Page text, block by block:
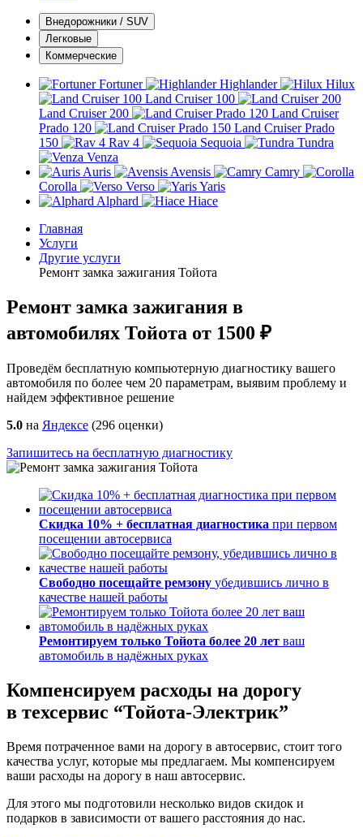
Внедорожники / SUV
Легковые
Коммерческие
Fortuner Highlander
Hilux
Land Cruiser 100
Land Cruiser 200
Land Cruiser
Prado 120
Land Cruiser Prado
150
Rav 4 Sequoia
Tundra
Venza
Auris
Avensis
Camry
Corolla
Verso
Yaris
Alphard
Hiace
Главная
Услуги
Другие услуги
Ремонт замка зажигания Тойота
Ремонт замка зажигания в
автомобилях Тойота от 1500 ₽
Проведём бесплатную компьютерную диагностику вашего
автомобиля по более чем 20 параметрам, выявим проблему и
найдем эффективное решение
5.0 на Яндексе (296 оценки)
Запишитесь на бесплатную диагностику
Скидка 10% + бесплатная диагностика при первом
посещении автосервиса
Свободно посещайте ремзону убедившись лично в
качестве нашей работы
Ремонтируем только Тойота более 20 лет ваш
автомобиль в надёжных руках
Компенсируем расходы на дорогу
в техсервис “Тойота-Электрик”
Время потраченное вами на дорогу в автосервис, стоит того
качества услуг, которые мы предлагаем. Мы компенсируем
ваши расходы на дорогу в наш автосервис.
Для этого мы подготовили несколько видов скидок и
подарков в зависимости от вашего расстояния до нас.